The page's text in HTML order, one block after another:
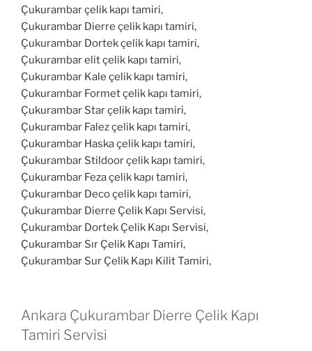
Çukurambar çelik kapı tamiri,
Çukurambar Dierre çelik kapı tamiri,
Çukurambar Dortek çelik kapı tamiri,
Çukurambar elit çelik kapı tamiri,
Çukurambar Kale çelik kapı tamiri,
Çukurambar Formet çelik kapı tamiri,
Çukurambar Star çelik kapı tamiri,
Çukurambar Falez çelik kapı tamiri,
Çukurambar Haska çelik kapı tamiri,
Çukurambar Stildoor çelik kapı tamiri,
Çukurambar Feza çelik kapı tamiri,
Çukurambar Deco çelik kapı tamiri,
Çukurambar Dierre Çelik Kapı Servisi,
Çukurambar Dortek Çelik Kapı Servisi,
Çukurambar Sır Çelik Kapı Tamiri,
Çukurambar Sur Çelik Kapı Kilit Tamiri,
Ankara Çukurambar Dierre Çelik Kapı
Tamiri Servisi